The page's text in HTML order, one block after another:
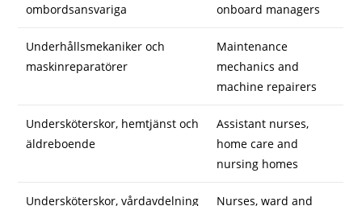
ombordsansvariga
onboard managers
Underhållsmekaniker och
maskinreparatörer
Maintenance
mechanics and
machine repairers
Undersköterskor, hemtjänst och
äldreboende
Assistant nurses,
home care and
nursing homes
Undersköterskor, vårdavdelning
Nurses, ward and